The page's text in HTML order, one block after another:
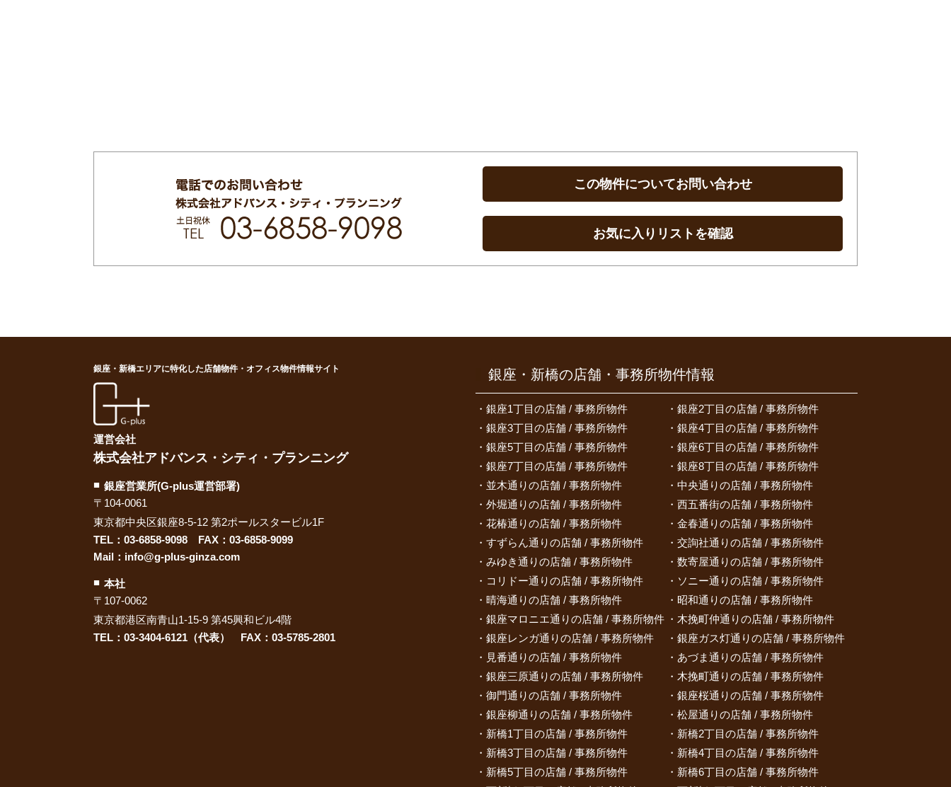
この物件についてお問い合わせ
お気に入りリストを確認
銀座・新橋の店舗・事務所物件情報
銀座1丁目の店舗 / 事務所物件
銀座2丁目の店舗 / 事務所物件
銀座3丁目の店舗 / 事務所物件
銀座4丁目の店舗 / 事務所物件
銀座5丁目の店舗 / 事務所物件
銀座6丁目の店舗 / 事務所物件
銀座7丁目の店舗 / 事務所物件
銀座8丁目の店舗 / 事務所物件
並木通りの店舗 / 事務所物件
中央通りの店舗 / 事務所物件
外堀通りの店舗 / 事務所物件
西五番街の店舗 / 事務所物件
花椿通りの店舗 / 事務所物件
金春通りの店舗 / 事務所物件
すずらん通りの店舗 / 事務所物件
交詢社通りの店舗 / 事務所物件
みゆき通りの店舗 / 事務所物件
数寄屋通りの店舗 / 事務所物件
コリドー通りの店舗 / 事務所物件
ソニー通りの店舗 / 事務所物件
晴海通りの店舗 / 事務所物件
昭和通りの店舗 / 事務所物件
銀座マロニエ通りの店舗 / 事務所物件
木挽町仲通りの店舗 / 事務所物件
銀座レンガ通りの店舗 / 事務所物件
銀座ガス灯通りの店舗 / 事務所物件
見番通りの店舗 / 事務所物件
あづま通りの店舗 / 事務所物件
銀座三原通りの店舗 / 事務所物件
木挽町通りの店舗 / 事務所物件
御門通りの店舗 / 事務所物件
銀座桜通りの店舗 / 事務所物件
銀座柳通りの店舗 / 事務所物件
松屋通りの店舗 / 事務所物件
新橋1丁目の店舗 / 事務所物件
新橋2丁目の店舗 / 事務所物件
新橋3丁目の店舗 / 事務所物件
新橋4丁目の店舗 / 事務所物件
新橋5丁目の店舗 / 事務所物件
新橋6丁目の店舗 / 事務所物件
銀座・新橋エリアに特化した店舗物件・オフィス物件情報サイト
運営会社
株式会社アドバンス・シティ・プランニング
銀座営業所(G-plus運営部署)
〒104-0061
東京都中央区銀座8-5-12 第2ポールスタービル1F
TEL： 03-6858-9098 FAX：03-6858-9099
Mail： info@g-plus-ginza.com
本社
〒107-0062
東京都港区南青山1-15-9 第45興和ビル4階
TEL：03-3404-6121（代表） FAX：03-5785-2801